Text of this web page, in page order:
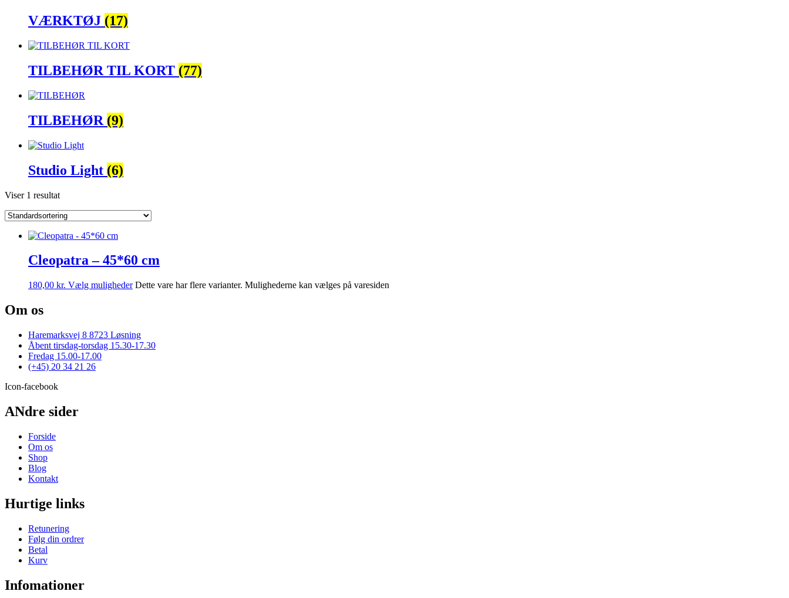
VÆRKTØJ (17)
TILBEHØR TIL KORT (77)
TILBEHØR (9)
Studio Light (6)
Viser 1 resultat
Cleopatra – 45*60 cm
180,00 kr. Vælg muligheder Dette vare har flere varianter. Mulighederne kan vælges på varesiden
Om os
Haremarksvej 8 8723 Løsning
Åbent tirsdag-torsdag 15.30-17.30
Fredag 15.00-17.00
(+45) 20 34 21 26
Icon-facebook
ANdre sider
Forside
Om os
Shop
Blog
Kontakt
Hurtige links
Retunering
Følg din ordrer
Betal
Kurv
Infomationer